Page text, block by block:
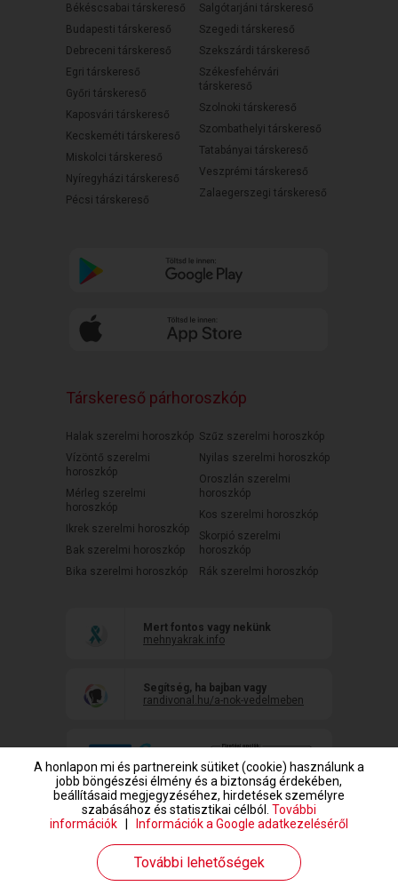
Békéscsabai társkereső
Budapesti társkereső
Debreceni társkereső
Egri társkereső
Győri társkereső
Kaposvári társkereső
Kecskeméti társkereső
Miskolci társkereső
Nyíregyházi társkereső
Pécsi társkereső
Salgótarjáni társkereső
Szegedi társkereső
Szekszárdi társkereső
Székesfehérvári
társkereső
Szolnoki társkereső
Szombathelyi társkereső
Tatabányai társkereső
Veszprémi társkereső
Zalaegerszegi társkereső
Társkereső párhoroszkóp
Halak szerelmi horoszkóp
Vízöntő szerelmi
horoszkóp
Mérleg szerelmi
horoszkóp
Ikrek szerelmi horoszkóp
Bak szerelmi horoszkóp
Bika szerelmi horoszkóp
Szűz szerelmi horoszkóp
Nyilas szerelmi horoszkóp
Oroszlán szerelmi
horoszkóp
Kos szerelmi horoszkóp
Skorpió szerelmi
horoszkóp
Rák szerelmi horoszkóp
Mert fontos vagy nekünk
mehnyakrak.info
Segítség, ha bajban vagy
randivonal.hu/a-nok-vedelmeben
www.randivonal.hu © Copyright 1999-2026 Dating Central Europe Zrt.
A honlapon mi és partnereink sütiket (cookie) használunk a
jobb böngészési élmény és a biztonság érdekében,
beállításaid megjegyzéséhez, hirdetések személyre
szabásához és statisztikai célból. További
információk
Információk a Google adatkezeléséről
További lehetőségek